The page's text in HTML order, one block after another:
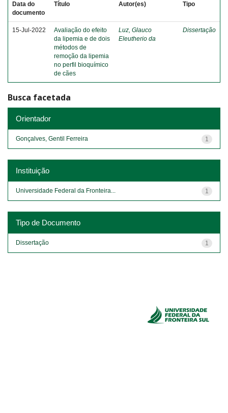
Data do
documento
Título Autor(es) Tipo
15-Jul-2022
Avaliação do efeito
da lipemia e de dois
métodos de
remoção da lipemia
no perfil bioquímico
de cães
Luz, Glauco
Eleutherio da
Dissertação
Busca facetada
Orientador
1
Gonçalves, Gentil Ferreira
Instituição
1
Universidade Federal da Fronteira...
Tipo de Documento
1
Dissertação